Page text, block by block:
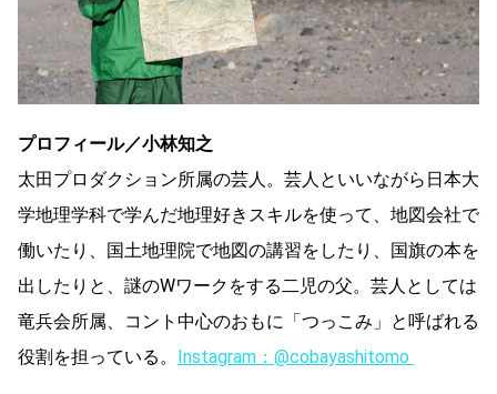
プロフィール／小林知之
太田プロダクション所属の芸人。芸人といいながら日本大
学地理学科で学んだ地理好きスキルを使って、地図会社で
働いたり、国土地理院で地図の講習をしたり、国旗の本を
出したりと、謎のWワークをする二児の父。芸人としては
竜兵会所属、コント中心のおもに「つっこみ」と呼ばれる
役割を担っている。
Instagram：@cobayashitomo